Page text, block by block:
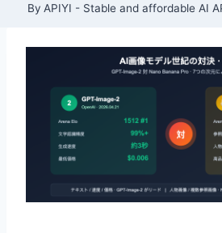
By APIYI - Stable and affordable AI